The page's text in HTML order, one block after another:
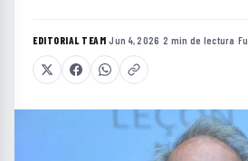
EDITORIAL TEAM·Jun 4, 2026 ·2 min de lectura ·